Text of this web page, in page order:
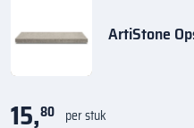
ArtiStone
15,80 per stuk